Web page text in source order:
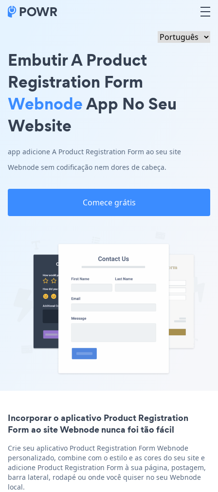
Embutir A Product
Registration Form
WebnodeApp No Seu
Website
app adicione A Product Registration Form ao seu site
Webnode sem codificação nem dores de cabeça.
Comece grátis
Incorporar o aplicativo Product Registration
Form ao site Webnode nunca foi tão fácil
Crie seu aplicativo Product Registration Form Webnode
personalizado, combine com o estilo e as cores do seu site e
adicione Product Registration Form à sua página, postagem,
barra lateral, rodapé ou onde você quiser no seu Webnode
local.